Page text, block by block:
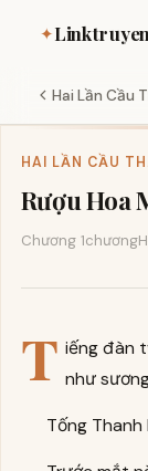
✦Linktruyen
Hai Lần Cầu
HAI LẦN CẦU
Rượu Hoa
Chương 1chương
T iếng đàn
như
Tống Thanh